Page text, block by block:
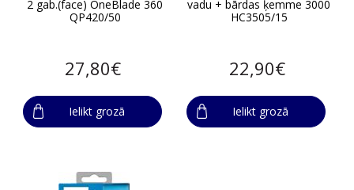
2 gab.(face) OneBlade 360
QP420/50
27,80€
Ielikt grozā
vadu + bārdas ķemme 3000
HC3505/15
22,90€
Ielikt grozā